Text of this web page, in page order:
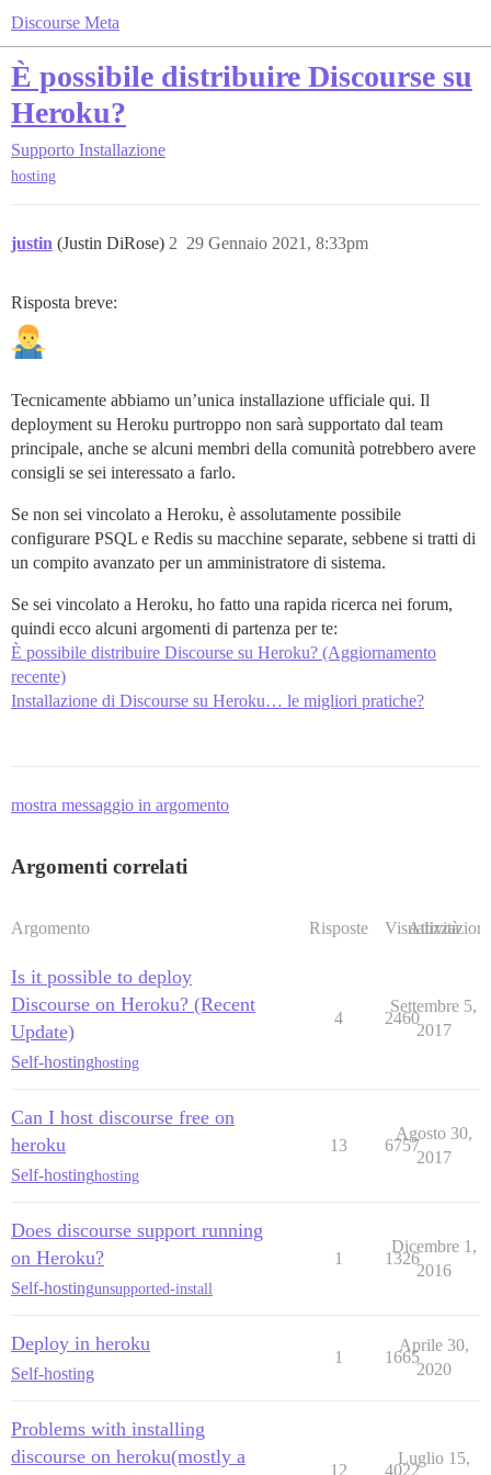
Discourse Meta
È possibile distribuire Discourse su
Heroku?
Supporto Installazione
hosting
justin (Justin DiRose) 29 Gennaio 2021, 8:33pm
2
Risposta breve:
Tecnicamente abbiamo un’unica installazione ufficiale qui. Il
deployment su Heroku purtroppo non sarà supportato dal team
principale, anche se alcuni membri della comunità potrebbero avere
consigli se sei interessato a farlo.
Se non sei vincolato a Heroku, è assolutamente possibile
configurare PSQL e Redis su macchine separate, sebbene si tratti di
un compito avanzato per un amministratore di sistema.
Se sei vincolato a Heroku, ho fatto una rapida ricerca nei forum,
quindi ecco alcuni argomenti di partenza per te:
È possibile distribuire Discourse su Heroku? (Aggiornamento
recente)
Installazione di Discourse su Heroku… le migliori pratiche?
mostra messaggio in argomento
Argomenti correlati
Argomento Risposte Visualizzazioni
Attività
Is it possible to deploy
Discourse on Heroku? (Recent
Update)
Self-hostinghosting
4 2460
Settembre 5,
2017
Can I host discourse free on
heroku
Self-hostinghosting
13 6757
Agosto 30,
2017
Does discourse support running
on Heroku?
Self-hostingunsupported-install
1 1326
Dicembre 1,
2016
Deploy in heroku
Self-hosting
1 1665
Aprile 30,
2020
Problems with installing
discourse on heroku(mostly a
12 4022
Luglio 15,